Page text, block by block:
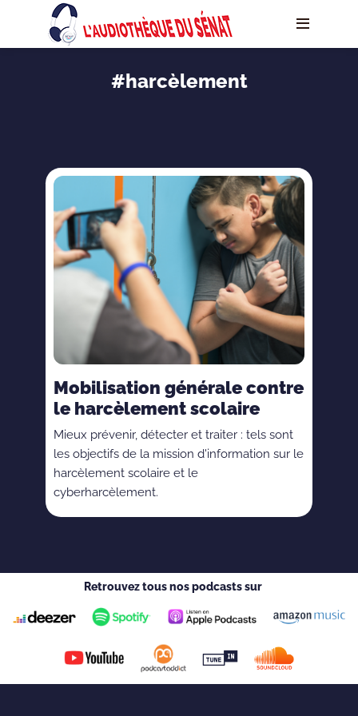
#harcèlement
Mobilisation générale contre
le harcèlement scolaire
Mieux prévenir, détecter et traiter : tels sont
les objectifs de la mission d'information sur le
harcèlement scolaire et le
cyberharcèlement.
Retrouvez tous nos podcasts sur